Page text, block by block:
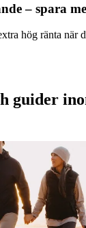
– spara
hög ränta när
guider